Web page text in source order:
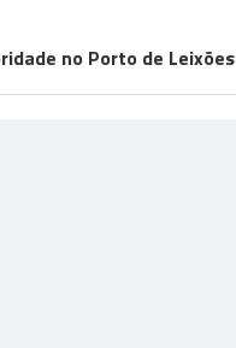
no Porto de Leixões